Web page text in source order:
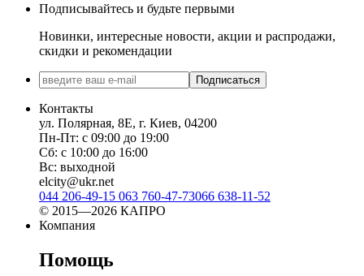
Подписывайтесь и будьте первыми
Новинки, интересные новости, акции и распродажи,
скидки и рекомендации
Подписаться
Контакты
ул. Полярная, 8Е, г. Киев, 04200
Пн-Пт: с 09:00 до 19:00
Сб: с 10:00 до 16:00
Вс: выходной
elcity@ukr.net
044 206-49-15 063 760-47-73066 638-11-52
© 2015—2026 КАПРО
Компания
Помощь